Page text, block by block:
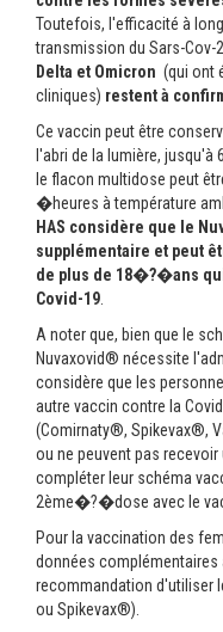
Toutefois, l'efficacité à
transmission du Sars-Cov-
Delta et Omicron (qui ont
cliniques) restent à
Ce vaccin peut être
l'abri de la lumière,
le flacon multidose peut
�heures à température
HAS considère que le
supplémentaire et peut
de plus de 18�?�ans
Covid-19
A noter que, bien que le
Nuvaxovid® nécessite
considère que les
autre vaccin contre la
(Comirnaty®, Spikevax®,
ou ne peuvent pas
compléter leur schéma
2ème�?�dose avec le
Pour la vaccination des
données complémentaires
recommandation d'utiliser
ou Spikevax®).